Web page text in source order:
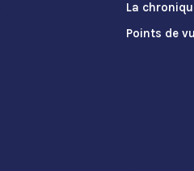
La
Points de